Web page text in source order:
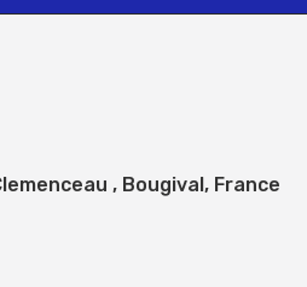
, Bougival, France